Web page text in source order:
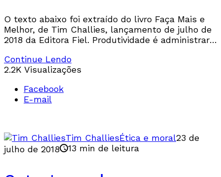
O texto abaixo foi extraído do livro Faça Mais e
Melhor, de Tim Challies, lançamento de julho de
2018 da Editora Fiel. Produtividade é administrar
Continue Lendo
2.2K Visualizações
Facebook
E-mail
Tim ChalliesÉtica e moral23 de
julho de 2018
13 min de leitura